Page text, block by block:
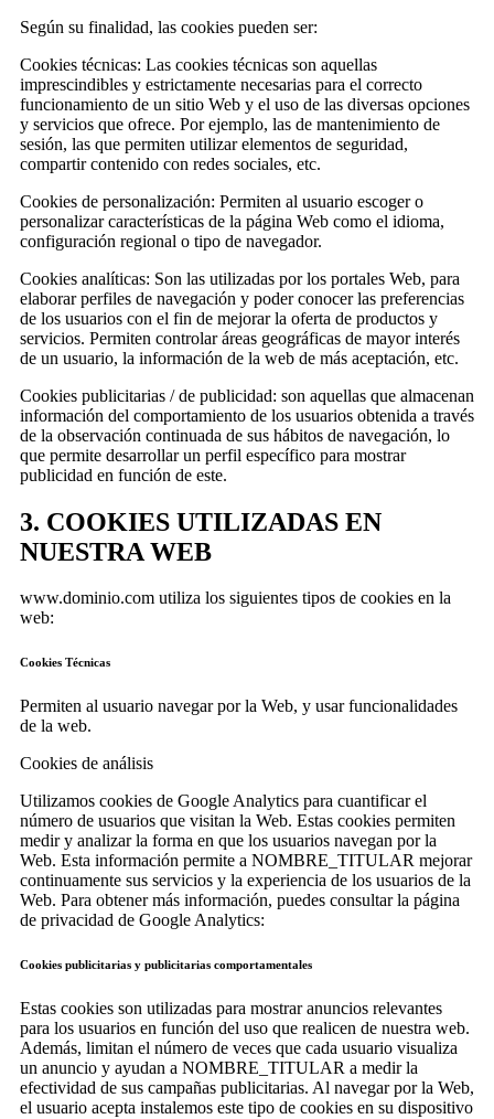
Según su finalidad, las cookies pueden ser:
Cookies técnicas: Las cookies técnicas son aquellas
imprescindibles y estrictamente necesarias para el correcto
funcionamiento de un sitio Web y el uso de las diversas opciones
y servicios que ofrece. Por ejemplo, las de mantenimiento de
sesión, las que permiten utilizar elementos de seguridad,
compartir contenido con redes sociales, etc.
Cookies de personalización: Permiten al usuario escoger o
personalizar características de la página Web como el idioma,
configuración regional o tipo de navegador.
Cookies analíticas: Son las utilizadas por los portales Web, para
elaborar perfiles de navegación y poder conocer las preferencias
de los usuarios con el fin de mejorar la oferta de productos y
servicios. Permiten controlar áreas geográficas de mayor interés
de un usuario, la información de la web de más aceptación, etc.
Cookies publicitarias / de publicidad: son aquellas que almacenan
información del comportamiento de los usuarios obtenida a través
de la observación continuada de sus hábitos de navegación, lo
que permite desarrollar un perfil específico para mostrar
publicidad en función de este.
3. COOKIES UTILIZADAS EN
NUESTRA WEB
www.dominio.com utiliza los siguientes tipos de cookies en la
web:
Cookies Técnicas
Permiten al usuario navegar por la Web, y usar funcionalidades
de la web.
Cookies de análisis
Utilizamos cookies de Google Analytics para cuantificar el
número de usuarios que visitan la Web. Estas cookies permiten
medir y analizar la forma en que los usuarios navegan por la
Web. Esta información permite a NOMBRE_TITULAR mejorar
continuamente sus servicios y la experiencia de los usuarios de la
Web. Para obtener más información, puedes consultar la página
de privacidad de Google Analytics:
Cookies publicitarias y publicitarias comportamentales
Estas cookies son utilizadas para mostrar anuncios relevantes
para los usuarios en función del uso que realicen de nuestra web.
Además, limitan el número de veces que cada usuario visualiza
un anuncio y ayudan a NOMBRE_TITULAR a medir la
efectividad de sus campañas publicitarias. Al navegar por la Web,
el usuario acepta instalemos este tipo de cookies en su dispositivo